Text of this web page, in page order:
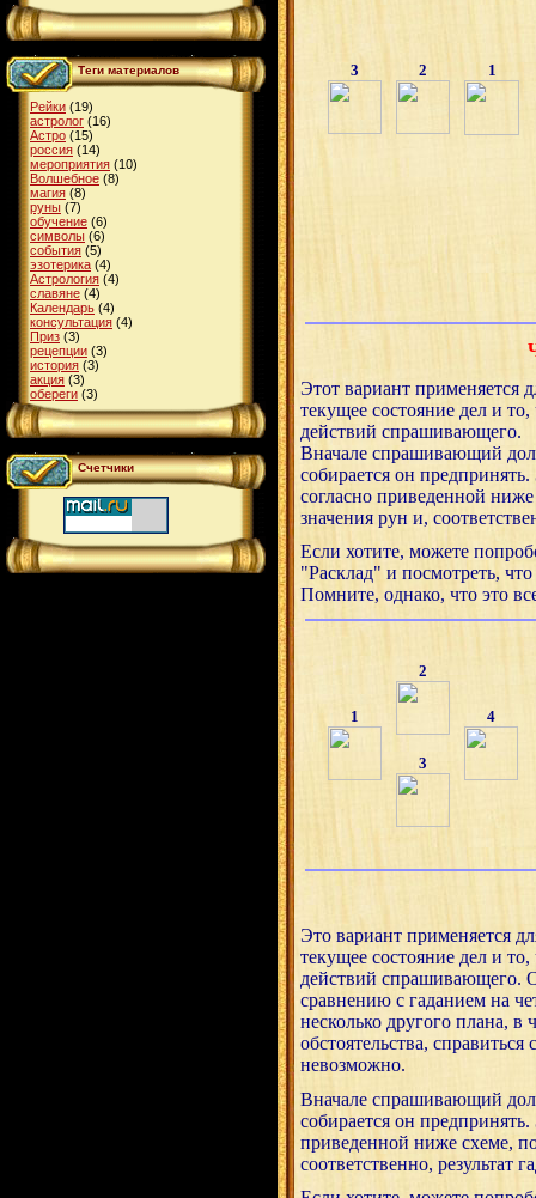
Теги материалов
Рейки (19)
астролог (16)
Астро (15)
россия (14)
мероприятия (10)
Волшебное (8)
магия (8)
руны (7)
обучение (6)
символы (6)
события (5)
эзотерика (4)
Астрология (4)
славяне (4)
Календарь (4)
консультация (4)
Приз (3)
рецепции (3)
история (3)
акция (3)
обереги (3)
Счетчики
3 2 1
Этот вариант применяется
текущее состояние дел и
действий спрашивающего.
Вначале спрашивающий
собирается он
согласно приведенной
значения рун и,
Если хотите, можете
"Расклад" и посмотреть,
Помните, однако, что это
1
2
3
4
Это вариант применяется
текущее состояние дел и
действий спрашивающего.
сравнению с гаданием на
несколько другого плана, в
обстоятельства,
невозможно.
Вначале спрашивающий
собирается он
приведенной ниже схеме,
соответственно, результат